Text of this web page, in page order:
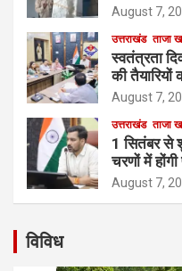
August 7,
उत्तराखंड ताजा
स्वतंत्रता
की तैयारियों
August 7,
उत्तराखंड ताजा
1 सितंबर से
चरणों में होंगी
August 7,
विविध